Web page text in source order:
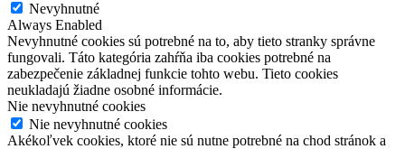
Nevyhnutné
Always Enabled
Nevyhnutné cookies sú potrebné na to, aby tieto stranky správne
fungovali. Táto kategória zahŕňa iba cookies potrebné na
zabezpečenie základnej funkcie tohto webu. Tieto cookies
neukladajú žiadne osobné informácie.
Nie nevyhnutné cookies
Nie nevyhnutné cookies
Akékoľvek cookies, ktoré nie sú nutne potrebné na chod stránok a